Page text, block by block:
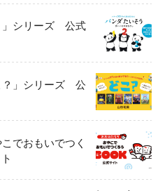
」シリーズ 公式
？」シリーズ 公
でおもいでつく